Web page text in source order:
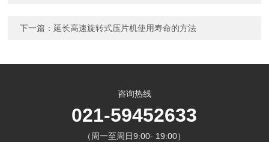
下一篇：延长高速旋转式压片机使用寿命的方法
咨询热线
021-59452633
（周一至周日9:00- 19:00）